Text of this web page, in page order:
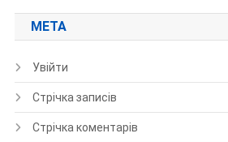
МЕТА
Увійти
Стрічка записів
Стрічка коментарів